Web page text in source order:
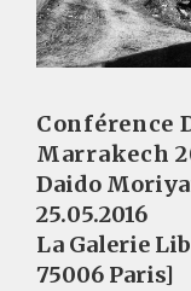
Conférence
Marrakech
Daido
25.05.2016
La Galerie
75006 Paris]